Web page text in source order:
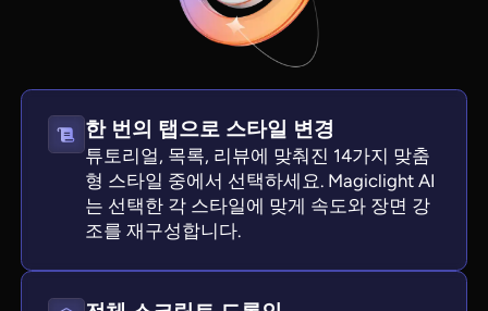
View all tools
한 번의 탭으로 스타일 변경
튜토리얼, 목록, 리뷰에 맞춰진 14가지 맞춤
형 스타일 중에서 선택하세요. Magiclight AI
는 선택한 각 스타일에 맞게 속도와 장면 강
조를 재구성합니다.